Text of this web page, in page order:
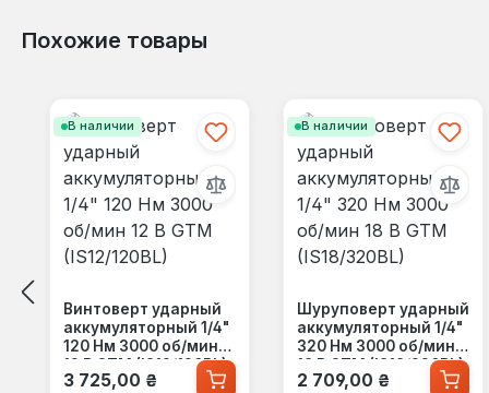
Похожие товары
В наличии
Винтоверт ударный
аккумуляторный 1/4"
120 Нм 3000 об/мин
12 В GTM (IS12/120BL)
Обычная цена:
3 725,00 ₴
В наличии
Шуруповерт ударный
аккумуляторный 1/4"
320 Нм 3000 об/мин
18 В GTM (IS18/320BL)
Обычная цена:
2 709,00 ₴